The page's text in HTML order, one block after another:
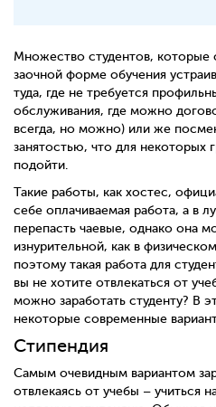
Множество студентов, которые
заочной форме обучения
туда, где не требуется
обслуживания, где можно
всегда, но можно) или же
занятостью, что для некоторых
подойти.
Такие работы, как хостес,
себе оплачиваемая работа, а в
перепасть чаевые, однако она
изнурительной, как в
поэтому такая работа для
вы не хотите отвлекаться от
можно заработать студенту? В
некоторые современные
Стипендия
Самым очевидным вариантом
отвлекаясь от учебы – учиться